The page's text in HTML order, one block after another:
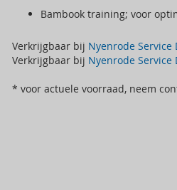
Bambook training; voor
Verkrijgbaar bij Nyenrode Service
Verkrijgbaar bij Nyenrode Service
* voor actuele voorraad, neem